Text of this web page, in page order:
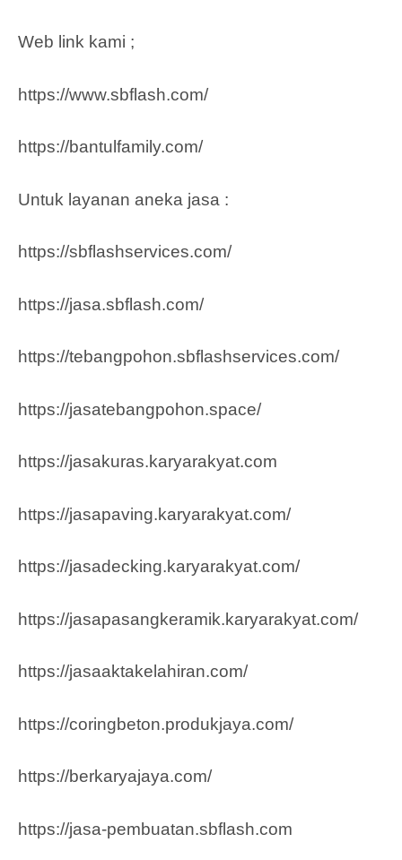
Web link kami ;
https://www.sbflash.com/
https://bantulfamily.com/
Untuk layanan aneka jasa :
https://sbflashservices.com/
https://jasa.sbflash.com/
https://tebangpohon.sbflashservices.com/
https://jasatebangpohon.space/
https://jasakuras.karyarakyat.com
https://jasapaving.karyarakyat.com/
https://jasadecking.karyarakyat.com/
https://jasapasangkeramik.karyarakyat.com/
https://jasaaktakelahiran.com/
https://coringbeton.produkjaya.com/
https://berkaryajaya.com/
https://jasa-pembuatan.sbflash.com